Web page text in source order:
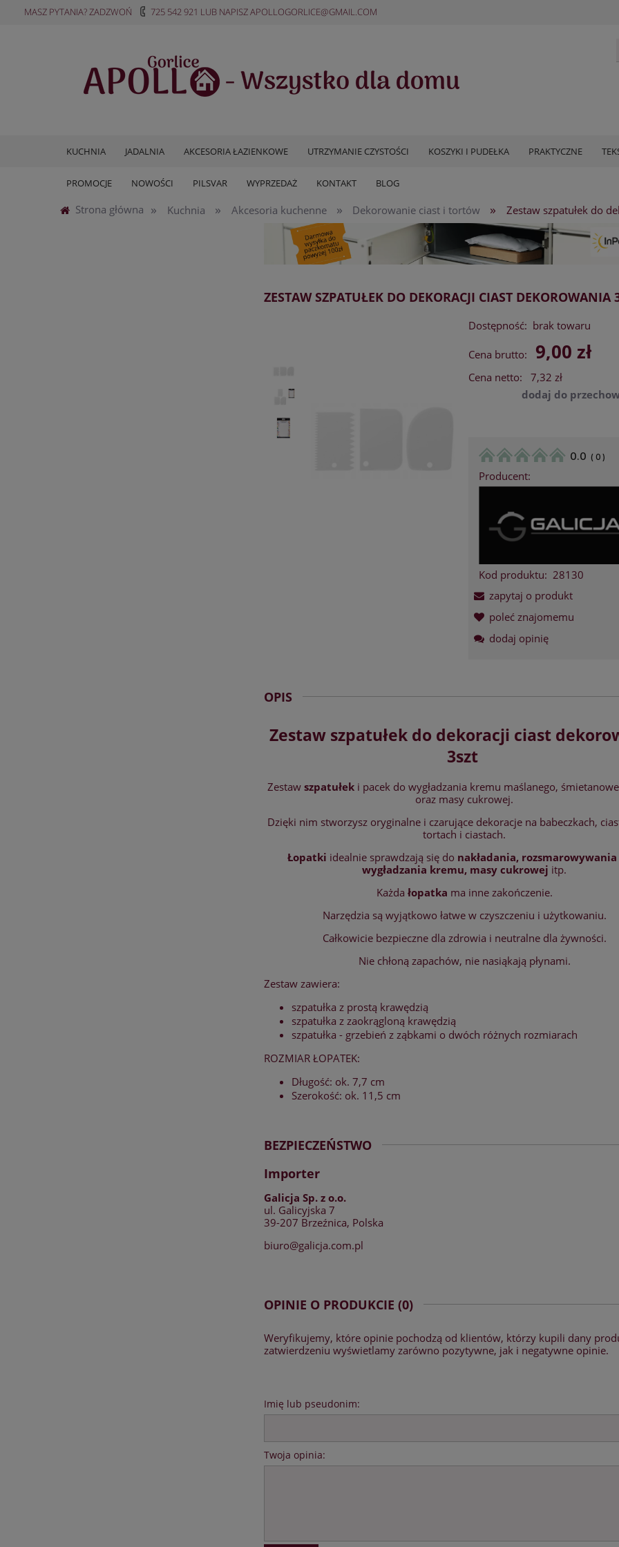
MASZ PYTANIA? ZADZWOŃ 725 542 921 LUB NAPISZAPOLLOGORLICE@GMAIL.COM
KUCHNIA JADALNIA AKCESORIA ŁAZIENKOWE UTRZYMANIE CZYSTOŚCI KOSZYKI I PUDEŁKA PRAKTYCZNE
PROMOCJE NOWOŚCI PILSVAR WYPRZEDAŻ KONTAKT BLOG
Strona główna » Kuchnia » Akcesoria kuchenne » Dekorowanie ciast i tortów » Zestaw szpatułek do
ZESTAW SZPATUŁEK DO DEKORACJI CIAST DEKOROWANIA
Dostępność: brak towaru
Cena brutto: 9,00 zł
Cena netto:
7,32 zł
dodaj do
0.0 ( 0 )
Producent:
Kod produktu: 28130
zapytaj o produkt
poleć znajomemu
dodaj opinię
OPIS
Zestaw szpatułek do dekoracji ciast
3szt
Zestaw szpatułek i pacek do wygładzania kremu maślanego,
oraz masy cukrowej.
Dzięki nim stworzysz oryginalne i czarujące dekoracje na babeczkach,
tortach i ciastach.
Łopatki idealnie sprawdzają się do nakładania, rozsmarowywania
wygładzania kremu, masy cukrowej itp.
Każda łopatka ma inne zakończenie.
Narzędzia są wyjątkowo łatwe w czyszczeniu i użytkowaniu.
Całkowicie bezpieczne dla zdrowia i neutralne dla żywności.
Nie chłoną zapachów, nie nasiąkają płynami.
Zestaw zawiera:
szpatułka z prostą krawędzią
szpatułka z zaokrągloną krawędzią
szpatułka - grzebień z ząbkami o dwóch różnych rozmiarach
ROZMIAR ŁOPATEK:
Długość: ok. 7,7 cm
Szerokość: ok. 11,5 cm
BEZPIECZEŃSTWO
Importer
Galicja Sp. z o.o.
ul. Galicyjska 7
39-207 Brzeźnica, Polska
biuro@galicja.com.pl
OPINIE O PRODUKCIE (0)
Weryfikujemy, które opinie pochodzą od klientów, którzy kupili dany
zatwierdzeniu wyświetlamy zarówno pozytywne, jak i negatywne opinie.
Imię lub pseudonim:
Twoja opinia: